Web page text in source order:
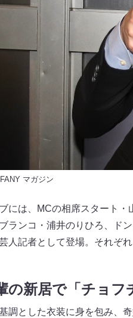
FANY マガジン
には、MCの相席スタート・
ランコ・浦井のりひろ、ド
人記者として登場。それぞ
の新居で「チョフ
調とした衣装に身を包み、